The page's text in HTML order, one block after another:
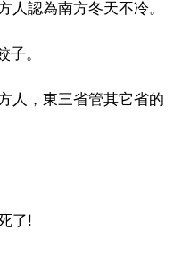
人認為南方冬天不冷。
。
人，東三省管其它省的
了!